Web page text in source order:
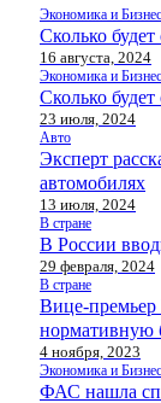
Экономика и Бизнес
Сколько
16 августа, 2024
Экономика и Бизнес
Сколько
23 июля, 2024
Авто
Эксперт
автомобилях
13 июля, 2024
В стране
В России
29 февраля, 2024
В стране
Вице-премьер
нормативную
4 ноября, 2023
Экономика и Бизнес
ФАС нашла